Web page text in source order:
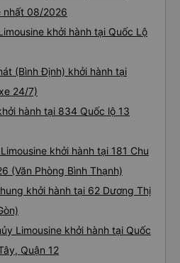
nhất 08/2026
khởi hành tại Quốc Lộ
(Bình Định) khởi hành tại
24/7)
hành tại 834 Quốc lộ 13
khởi hành tại 181 Chu
(Văn Phòng Bình Thạnh)
khởi hành tại 62 Dương Thị
Limousine khởi hành tại Quốc
Quận 12